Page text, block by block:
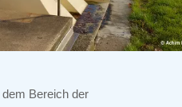
Bereich der